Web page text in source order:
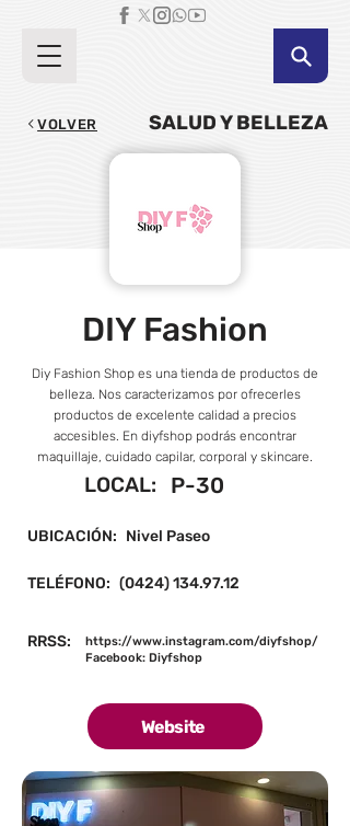
VOLVER SALUD Y BELLEZA
DIY Fashion
Diy Fashion Shop es una tienda de productos de
belleza. Nos caracterizamos por ofrecerles
productos de excelente calidad a precios
accesibles. En diyfshop podrás encontrar
maquillaje, cuidado capilar, corporal y skincare.
LOCAL: P-30
UBICACIÓN: Nivel Paseo
TELÉFONO: (0424) 134.97.12
RRSS:
https://www.instagram.com/diyfshop/
Facebook: Diyfshop
Website